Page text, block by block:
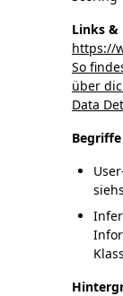
Links &
https://
So
über
Data